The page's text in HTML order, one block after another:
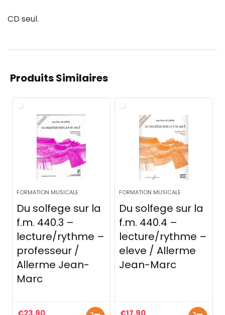
CD seul.
Produits Similaires
FORMATION MUSICALE
Du solfege sur la
f.m. 440.3 –
lecture/rythme –
professeur /
Allerme Jean-
Marc
FORMATION MUSICALE
Du solfege sur la
f.m. 440.4 –
lecture/rythme –
eleve / Allerme
Jean-Marc